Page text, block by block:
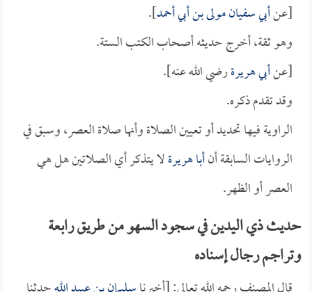
[عنأبي سفيان مولى بن أبي أحمد].
وهو ثقة، أخرج حديثه أصحاب الكتب الستة.
[عنأبي هريرةرضي الله عنه].
وقد تقدم ذكره.
الراوية فيها تحديد أو تعيين الصلاة وأنها صلاة العصر، وسبق في
الروايات السابقة أنأبا هريرةلا يتذكر أي الصلاتين هل هي
العصر أو الظهر.
حديث ذي اليدين في سجود السهو من طريق رابعة
وتراجم رجال إسناده